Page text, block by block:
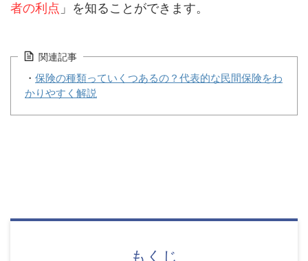
者の利点 」を知ることができます。
関連記事
・ 保険の種類っていくつあるの？代表的な民間保険をわ
かりやすく解説
もくじ